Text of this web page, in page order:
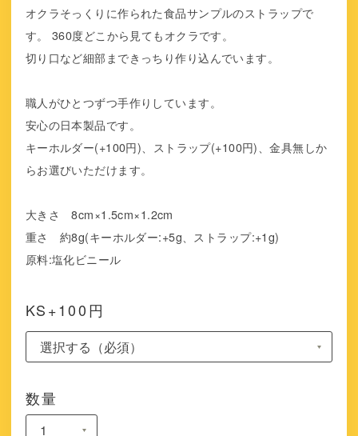
オクラそっくりに作られた食品サンプルのストラップで
す。 360度どこから見てもオクラです。
切り口など細部まできっちり作り込んでいます。
職人がひとつずつ手作りしています。
安心の日本製品です。
キーホルダー(+100円)、ストラップ(+100円)、金具無しか
らお選びいただけます。
大きさ 8cm×1.5cm×1.2cm
重さ 約8g(キーホルダー:+5g、ストラップ:+1g)
原料:塩化ビニール
KS+100円
数量